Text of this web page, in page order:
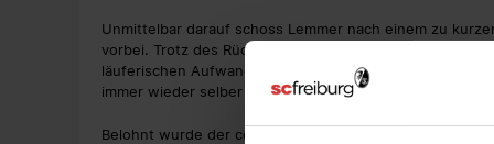
Unmittelbar darauf schoss Lemmer nach einem zu
vorbei. Trotz des Rückstandes gestaltete der Sport-
läuferischen Aufwand und vielen Positionswechseln
immer wieder selber welche in der Hälfte der Gäste.
Belohnt wurde der couragierte Auftritt noch vor der